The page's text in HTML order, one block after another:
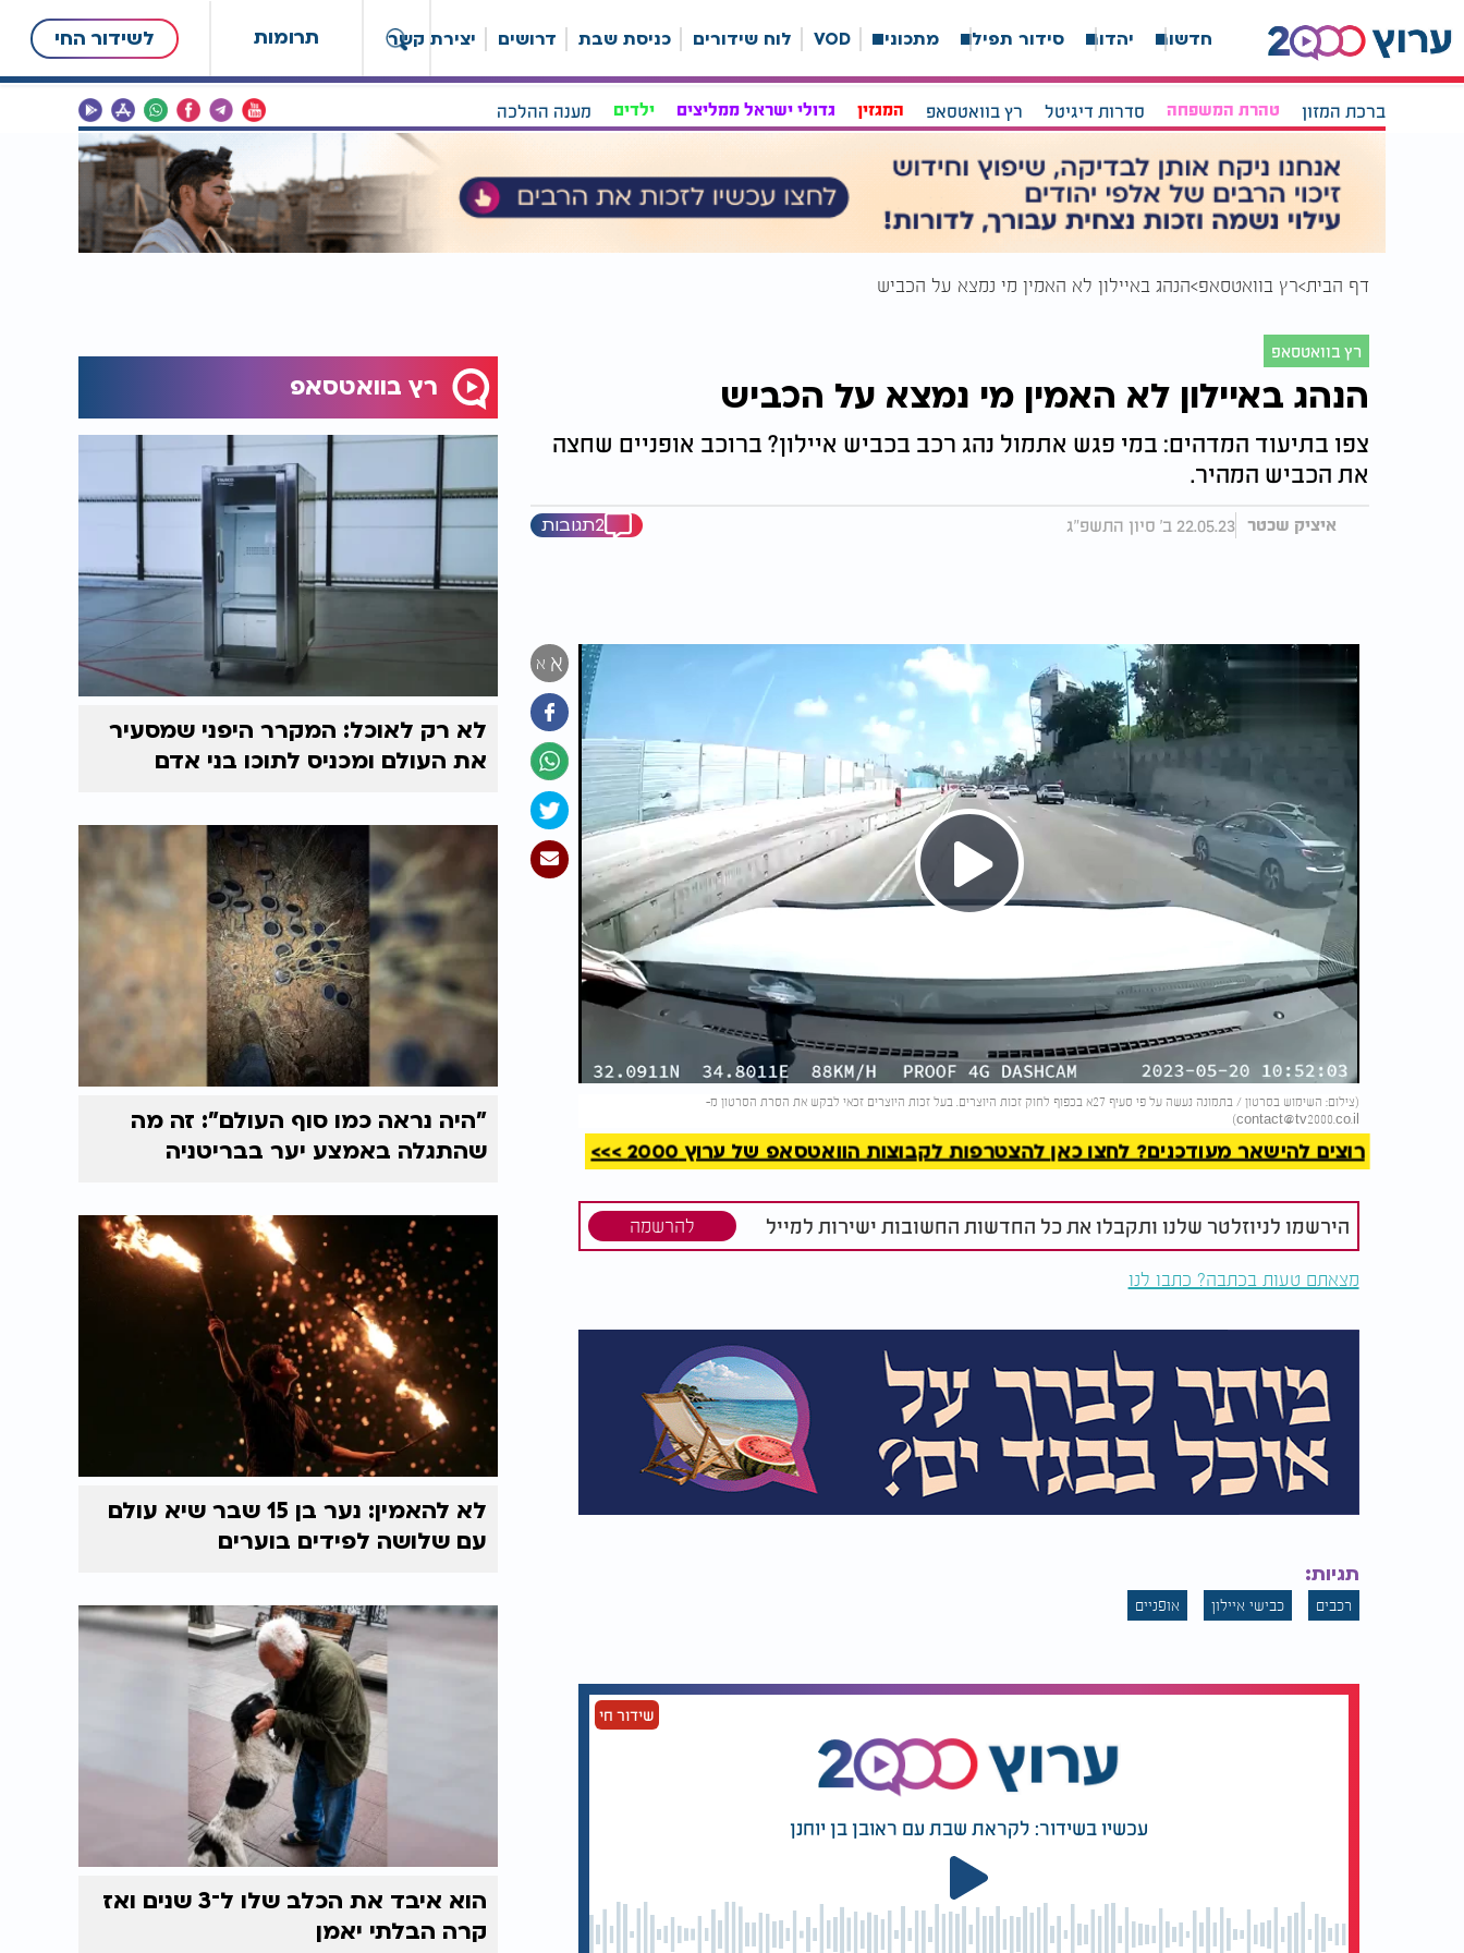
תרומות לשידור החי חדשות יהדות סידור תפילה מתכונים VOD לוח שידורים כניסת שבת דרושים יצירת קשר
ברכת המזון טהרת המשפחה סדרות דיגיטל רץ בוואטסאפ המגזין גדולי ישראל ממליצים ילדים מענה ההלכה
דף הבית רץ בוואטסאפ הנהג באיילון לא האמין מי נמצא על הכביש
רץ בוואטסאפ
הנהג באיילון לא האמין מי נמצא על הכביש
צפו בתיעוד המדהים: במי פגש אתמול נהג רכב בכביש איילון? ברוכב אופניים שחצה
את הכביש המהיר.
איציק שכטר 22.05.23 ב' סיון התשפ"ג 2תגובות
א א
Play
Video
(צילום: השימוש בסרטון / בתמונה נעשה על פי סעיף 27א בכפוף לחוק זכות היוצרים. בעל זכות היוצרים זכאי לבקש את הסרת הסרטון מ-
contact@tv2000.co.il
)
להמשך קריאה
רוצים להישאר מעודכנים? לחצו כאן להצטרפות לקבוצות הוואטסאפ של ערוץ 2000 >>>
הירשמו לניוזלטר שלנו ותקבלו את כל החדשות החשובות ישירות למייל להרשמה
מצאתם טעות בכתבה? כתבו לנו
תגיות:
רכבים כבישי איילון אופניים
שידור חי
עכשיו בשידור: לקראת שבת עם ראובן בן יוחנן
רץ בוואטסאפ
לא רק לאוכל: המקרר היפני שמסעיר
את העולם ומכניס לתוכו בני אדם
"היה נראה כמו סוף העולם": זה מה
שהתגלה באמצע יער בבריטניה
לא להאמין: נער בן 15 שבר שיא עולם
עם שלושה לפידים בוערים
הוא איבד את הכלב שלו ל־3 שנים ואז
קרה הבלתי יאמן